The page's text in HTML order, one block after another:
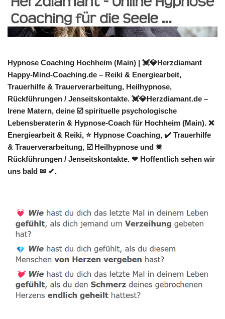
Hypnose Coaching Hochheim (Main) | 💓️💎Herzdiamant
Happy-Mind-Coaching.de – Reiki & Energiearbeit,
Trauerhilfe & Trauerverarbeitung, Heilhypnose,
Rückführungen / Jenseitskontakte. 💓️💎Herzdiamant.de –
Irene Matern, deine ☑️ spirituelle psychologische
Lebensberaterin & Hypnose-Coach für Hochheim (Main). ❌
Energiearbeit & Reiki, ⭐ Hypnose Coaching, ✔️ Trauerhilfe
& Trauerverarbeitung, ☑️ Heilhypnose und ✹
Rückführungen / Jenseitskontakte. ❤ Hoffentlich sehen wir
uns bald ✉ ✔.